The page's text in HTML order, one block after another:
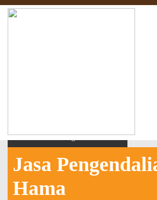
Home Jasa Pengendalian Hama
Jasa
Hama